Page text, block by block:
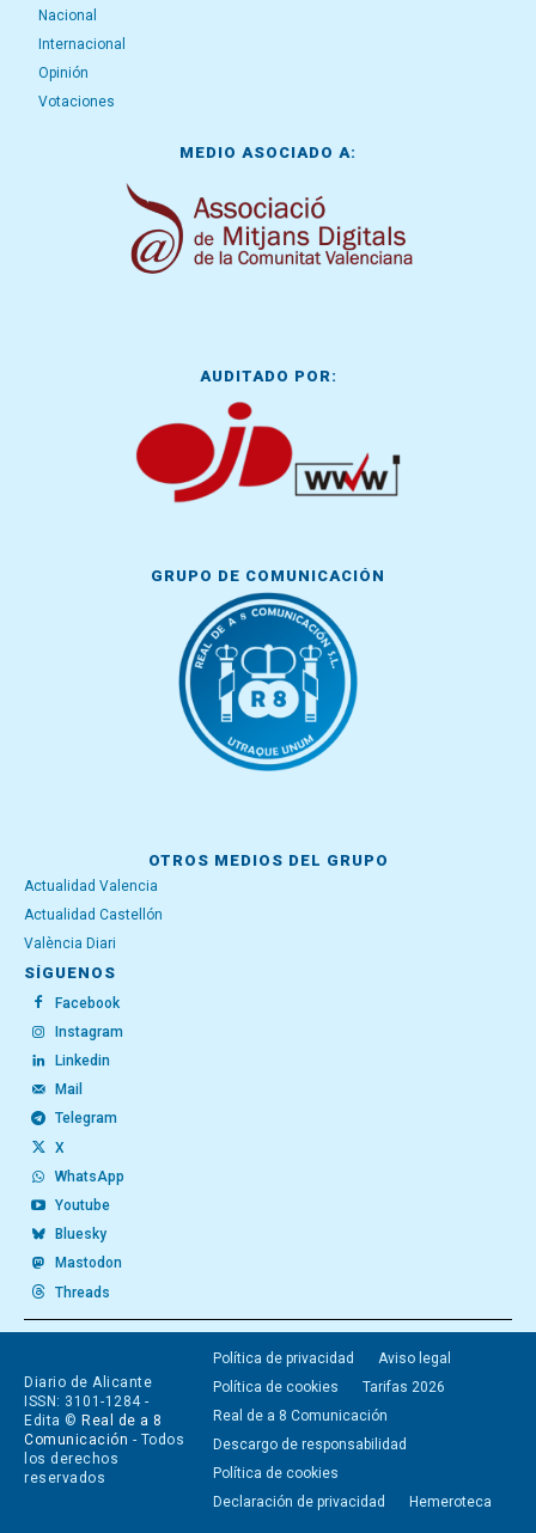
Nacional
Internacional
Opinión
Votaciones
MEDIO ASOCIADO A:
AUDITADO POR:
GRUPO DE COMUNICACIÓN
OTROS MEDIOS DEL GRUPO
Actualidad Valencia
Actualidad Castellón
València Diari
SÍGUENOS
Facebook
Instagram
Linkedin
Mail
Telegram
X
WhatsApp
Youtube
Bluesky
Mastodon
Threads
Diario de Alicante
ISSN: 3101-1284 -
Edita © Real de a 8
Comunicación - Todos
los derechos
reservados
Política de privacidad
Aviso legal
Política de cookies
Tarifas 2026
Real de a 8 Comunicación
Descargo de responsabilidad
Política de cookies
Declaración de privacidad
Hemeroteca